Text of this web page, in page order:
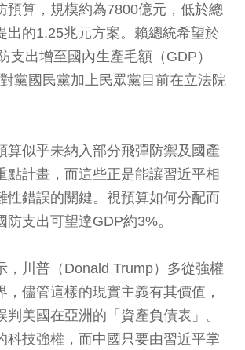
預算，規模約為7800億元，低於總
出的1.25兆元方案。賴總統希望於
支出增至國內生產毛額（GDP）
黨國民黨加上民眾黨目前在立法院
算似乎未納入部分飛彈防禦及國產
點計畫，而這些正是能讓習近平相
性錯誤的關鍵。視預算如何分配而
防支出可望達GDP約3%。
，川普（Donald Trump）多從強權
，儘管這樣的現實主義有其價值，
判美國在亞洲的「資產負債表」。
科技強權，而中國只要由習近平掌